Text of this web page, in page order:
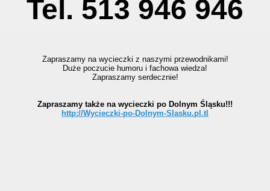
Tel. 513 946 946
Zapraszamy na wycieczki z naszymi przewodnikami!
Duże poczucie humoru i fachowa wiedza!
Zapraszamy serdecznie!
Zapraszamy także na wycieczki po Dolnym Śląsku!!!
http://Wycieczki-po-Dolnym-Slasku.pl.tl